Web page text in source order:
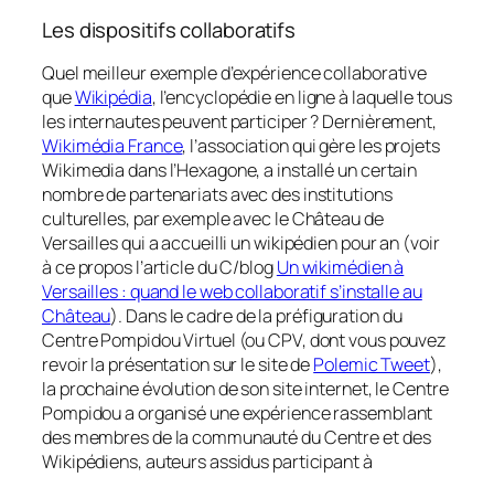
Les dispositifs collaboratifs
Quel meilleur exemple d’expérience collaborative
queWikipédia, l’encyclopédie en ligne à laquelle tous
les internautes peuvent participer ? Dernièrement,
Wikimédia France, l’association qui gère les projets
Wikimedia dans l’Hexagone, a installé un certain
nombre de partenariats avec des institutions
culturelles, par exemple avec le Château de
Versailles qui a accueilli un wikipédien pour an (voir
à ce propos l’article du C/blogUn wikimédien à
Versailles : quand le web collaboratif s’installe au
Château). Dans le cadre de la préfiguration du
Centre Pompidou Virtuel (ou CPV, dont vous pouvez
revoir la présentation sur le site dePolemic Tweet),
la prochaine évolution de son site internet, le Centre
Pompidou a organisé une expérience rassemblant
des membres de la communauté du Centre et des
Wikipédiens, auteurs assidus participant à